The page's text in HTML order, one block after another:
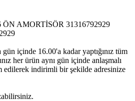
AMORTİSÖR 31316792929
gün içinde 16.00'a kadar yaptığınız tüm
her ürün aynı gün içinde anlaşmalı
edilerek indirimli bir şekilde adresinize